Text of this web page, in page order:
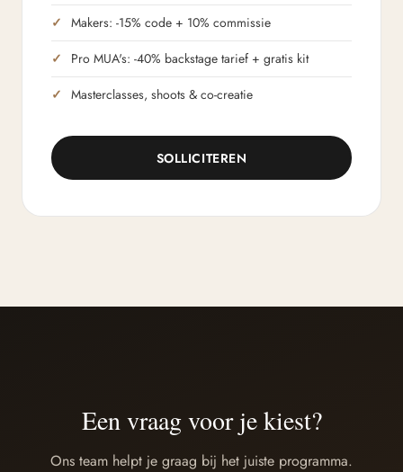
Makers: -15% code + 10% commissie
Pro MUA's: -40% backstage tarief + gratis kit
Masterclasses, shoots & co-creatie
SOLLICITEREN
Een vraag voor je kiest?
Ons team helpt je graag bij het juiste programma.